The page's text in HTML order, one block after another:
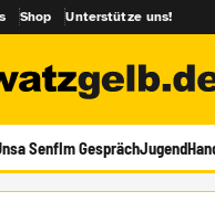
Shop Unterstütze uns!
SenfIm GesprächJugend